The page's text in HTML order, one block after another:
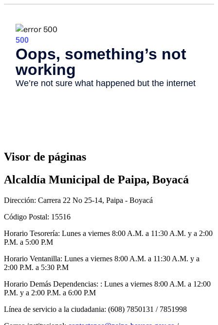
Visor de páginas
Alcaldía Municipal de Paipa, Boyacá
Dirección: Carrera 22 No 25-14, Paipa - Boyacá
Código Postal: 15516
Horario Tesorería: Lunes a viernes 8:00 A.M. a 11:30 A.M. y a 2:00
P.M. a 5:00 P.M
Horario Ventanilla: Lunes a viernes 8:00 A.M. a 11:30 A.M. y a
2:00 P.M. a 5:30 P.M
Horario Demás Dependencias: : Lunes a viernes 8:00 A.M. a 12:00
P.M. y a 2:00 P.M. a 6:00 P.M
Línea de servicio a la ciudadania: (608) 7850131 / 7851998